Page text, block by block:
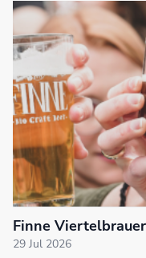
Finne
29 Jul 2026